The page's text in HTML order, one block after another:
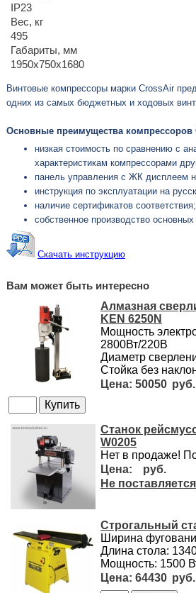
IP23
Вес, кг
495
Габариты, мм
1950х750х1680
Винтовые компрессоры марки CrossAir
одних из самых бюджетных и ходовых
Основные преимущества компрессоров
низкая стоимость по сравнению с
характеристикам компрессорами
панель управления с ЖК дисплеем
инструкция по эксплуатации на
наличие сертификатов соответствия;
собственное производство основных
Скачать инструкцию
Вам может быть интересно
Алмазная
KEN 6250N
Мощность
2800Вт/220В
Диаметр
Стойка без
50050
Станок
W0205
Нет в продаже!
Не поставляется
Строгальный
Ширина
Длина стола:
Мощность: 1500
64430